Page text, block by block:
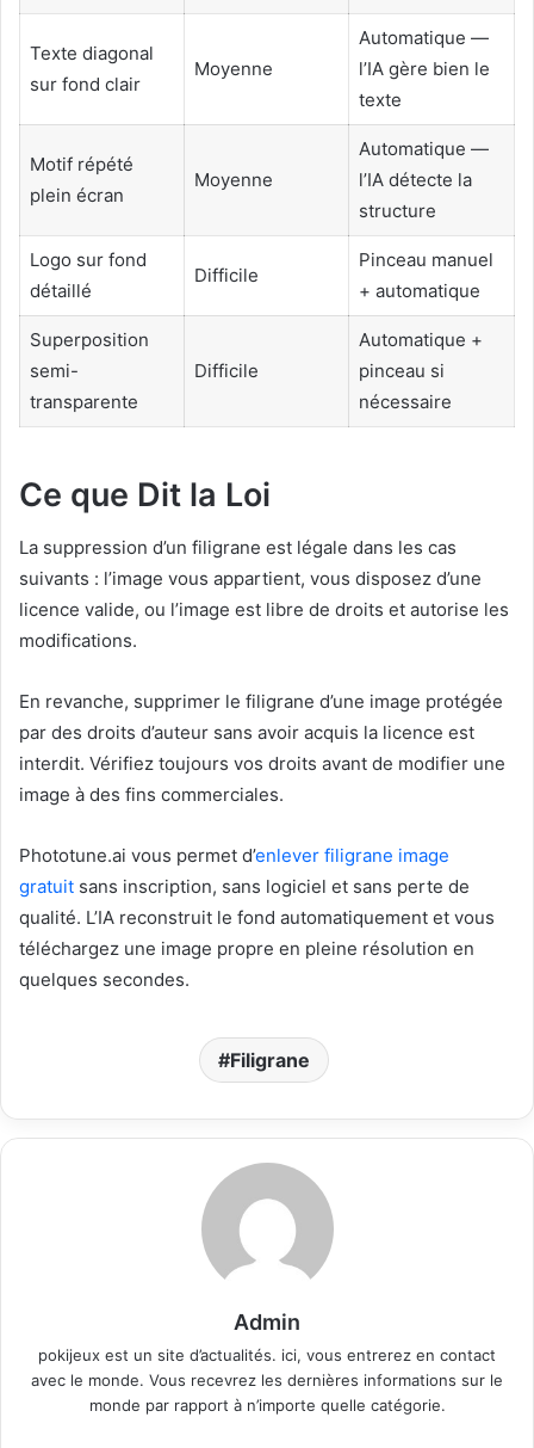
Texte diagonal
sur fond clair
Moyenne
Automatique —
l’IA gère bien le
texte
Motif répété
plein écran
Moyenne
Automatique —
l’IA détecte la
structure
Logo sur fond
détaillé
Difficile
Pinceau manuel
+ automatique
Superposition
semi-
transparente
Difficile
Automatique +
pinceau si
nécessaire
Ce que Dit la Loi
La suppression d’un filigrane est légale dans les cas
suivants : l’image vous appartient, vous disposez d’une
licence valide, ou l’image est libre de droits et autorise les
modifications.
En revanche, supprimer le filigrane d’une image protégée
par des droits d’auteur sans avoir acquis la licence est
interdit. Vérifiez toujours vos droits avant de modifier une
image à des fins commerciales.
Phototune.ai vous permet d’enlever filigrane image
gratuit sans inscription, sans logiciel et sans perte de
qualité. L’IA reconstruit le fond automatiquement et vous
téléchargez une image propre en pleine résolution en
quelques secondes.
Filigrane
Admin
pokijeux est un site d’actualités. ici, vous entrerez en contact
avec le monde. Vous recevrez les dernières informations sur le
monde par rapport à n’importe quelle catégorie.